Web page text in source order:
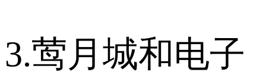
3.莺月城和电子